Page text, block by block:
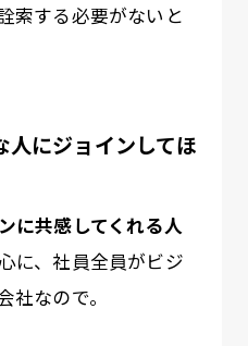
索する必要がないと
にジョインしてほ
に共感してくれる人
に、社員全員がビジ
社なので。